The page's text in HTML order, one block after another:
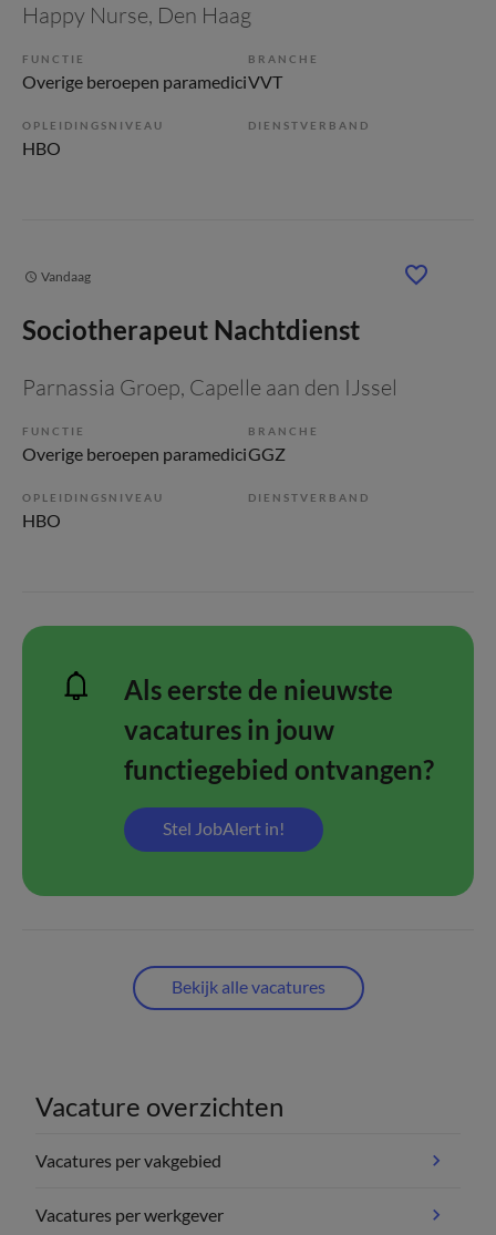
Happy Nurse, Den Haag
FUNCTIE
Overige beroepen paramedici
BRANCHE
VVT
OPLEIDINGSNIVEAU
HBO
DIENSTVERBAND
Vandaag
Sociotherapeut Nachtdienst
Parnassia Groep, Capelle aan den IJssel
FUNCTIE
Overige beroepen paramedici
BRANCHE
GGZ
OPLEIDINGSNIVEAU
HBO
DIENSTVERBAND
Als eerste de nieuwste
vacatures in jouw
functiegebied ontvangen?
Stel JobAlert in!
Bekijk alle vacatures
Vacature overzichten
Vacatures per vakgebied
Vacatures per werkgever